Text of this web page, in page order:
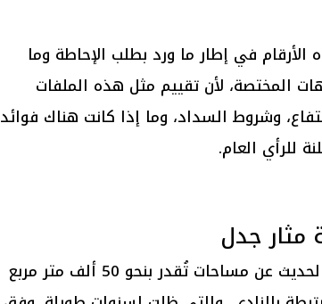
في إطار ما ورد بطلب الإحاطة وما
المختصة، لأن تقييم مثل هذه الملفات
وشروط السداد، وما إذا كانت هناك فوائد
للرأي العام.
مثار جدل
من أبرز النقاط التي أثارها الطلب الحديث عن مساحات تُقدر بنحو 50 ألف متر مربع